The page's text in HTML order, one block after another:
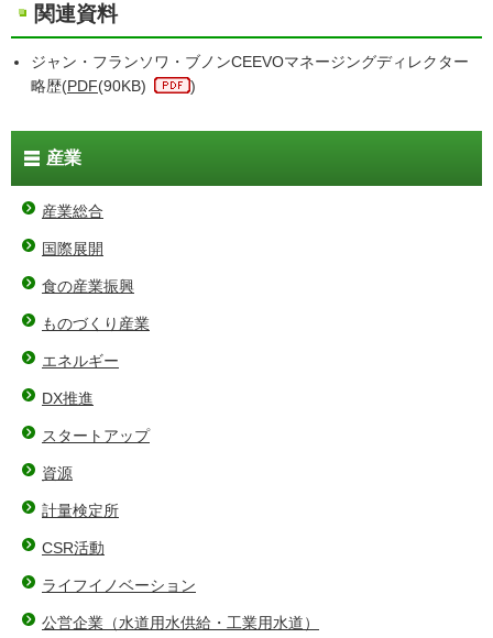
関連資料
ジャン・フランソワ・ブノンCEEVOマネージングディレクター
略歴(PDF(90KB) )
産業
産業総合
国際展開
食の産業振興
ものづくり産業
エネルギー
DX推進
スタートアップ
資源
計量検定所
CSR活動
ライフイノベーション
公営企業（水道用水供給・工業用水道）